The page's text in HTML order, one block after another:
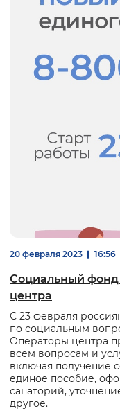
20 февраля 2023 16:56
Социальный фонд
центра
С 23 февраля
по социальным
Операторы центра
всем вопросам и
включая получение
единое пособие,
санаторий,
другое.